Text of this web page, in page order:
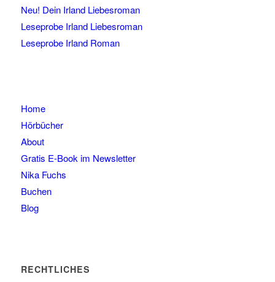
Neu! Dein Irland Liebesroman
Leseprobe Irland Liebesroman
Leseprobe Irland Roman
Home
Hörbücher
About
Gratis E-Book im Newsletter
Nika Fuchs
Buchen
Blog
RECHTLICHES